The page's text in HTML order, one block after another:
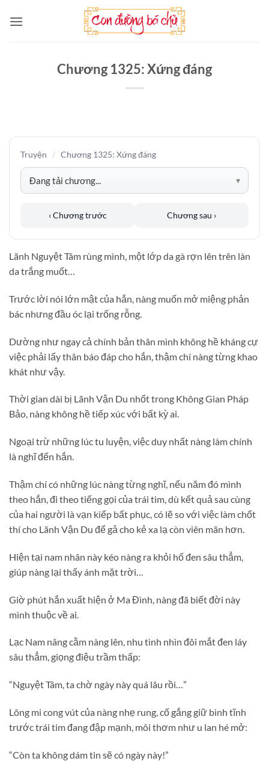
qua
Chương 1325: Xứng đáng
Truyện / Chương 1325: Xứng đáng
‹ Chương trước Chương sau ›
Lãnh Nguyệt Tâm rùng mình, một lớp da gà rợn lên trên làn
da trắng muốt…
Trước lời nói lớn mật của hắn, nàng muốn mở miệng phản
bác nhưng đầu óc lại trống rỗng.
Dường như ngay cả chính bản thân mình không hề kháng cự
việc phải lấy thân báo đáp cho hắn, thậm chí nàng từng khao
khát như vậy.
Thời gian dài bị Lãnh Vận Du nhốt trong Không Gian Pháp
Bảo, nàng không hề tiếp xúc với bất kỳ ai.
Ngoại trừ những lúc tu luyện, việc duy nhất nàng làm chính
là nghĩ đến hắn.
Thậm chí có những lúc nàng từng nghĩ, nếu năm đó mình
theo hắn, đi theo tiếng gọi của trái tim, dù kết quả sau cùng
của hai người là vạn kiếp bất phục, có lẽ so với việc làm chốt
thí cho Lãnh Vận Du để gả cho kẻ xa lạ còn viên mãn hơn.
Hiện tại nam nhân này kéo nàng ra khỏi hố đen sâu thẳm,
giúp nàng lại thấy ánh mặt trời…
Giờ phút hắn xuất hiện ở Ma Đình, nàng đã biết đời này
mình thuộc về ai.
Lạc Nam nâng cằm nàng lên, nhu tình nhìn đôi mắt đen láy
sâu thẳm, giọng điệu trầm thấp:
“Nguyệt Tâm, ta chờ ngày này quá lâu rồi…”
Lông mi cong vút của nàng nhẹ rung, cố gắng giữ bình tĩnh
trước trái tim đang đập mạnh, môi thơm như u lan hé mở:
“Còn ta không dám tin sẽ có ngày này!”